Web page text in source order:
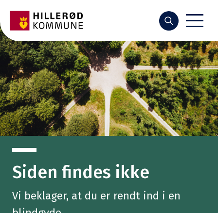
Søg
Siden findes ikke
Vi beklager, at du er rendt ind i en